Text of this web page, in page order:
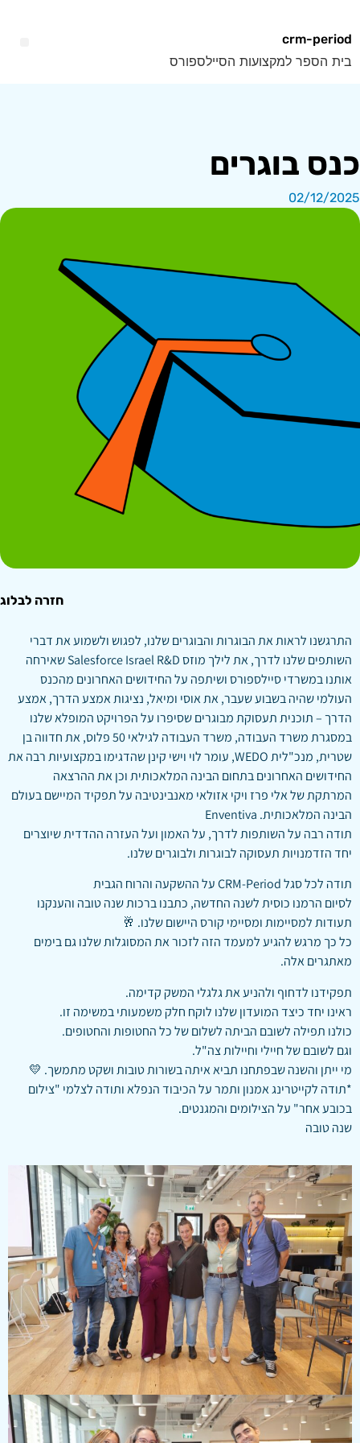
crm-period
בית הספר למקצועות הסיילספורס
כנס בוגרים
02/12/2025
חזרה לבלוג
התרגשנו לראות את הבוגרות והבוגרים שלנו, לפגוש ולשמוע את דברי
השותפים שלנו לדרך, את לילך מוזס Salesforce Israel R&D שאירחה
אותנו במשרדי סיילספורס ושיתפה על החידושים האחרונים מהכנס
העולמי שהיה בשבוע שעבר, את אוסי ומיאל, נציגות אמצע הדרך, אמצע
הדרך – תוכנית תעסוקת מבוגרים שסיפרו על הפרויקט המופלא שלנו
במסגרת משרד העבודה, משרד העבודה לגילאי 50 פלוס, את חדווה בן
שטרית, מנכ"לית WEDO, עומר לוי וישי קינן שהדגימו במקצועיות רבה את
החידושים האחרונים בתחום הבינה המלאכותית וכן את ההרצאה
המרתקת של אלי פרז ויקי אזולאי מאנבינטיבה על תפקיד המיישם בעולם
הבינה המלאכותית. Enventiva
תודה רבה על השותפות לדרך, על האמון ועל העזרה ההדדית שיוצרים
יחד הזדמנויות תעסוקה לבוגרות ולבוגרים שלנו.
תודה לכל סגל CRM-Period על ההשקעה והרוח הגבית
לסיום הרמנו כוסית לשנה החדשה, כתבנו ברכות שנה טובה והענקנו
תעודות למסיימות ומסיימי קורס היישום שלנו. 🥂
כל כך מרגש להגיע למעמד הזה לזכור את המסוגלות שלנו גם בימים
מאתגרים אלה.
תפקידנו לדחוף ולהניע את גלגלי המשק קדימה.
ראינו יחד כיצד המועדון שלנו לוקח חלק משמעותי במשימה זו.
כולנו תפילה לשובם הביתה לשלום של כל החטופות והחטופים.
וגם לשובם של חיילי וחיילות צה"ל.
מי ייתן והשנה שבפתחנו תביא איתה בשורות טובות ושקט מתמשך. 💛
*תודה לקייטרינג אמנון ותמר על הכיבוד הנפלא ותודה לצלמי "צילום
בכובע אחר" על הצילומים והמגנטים.
שנה טובה